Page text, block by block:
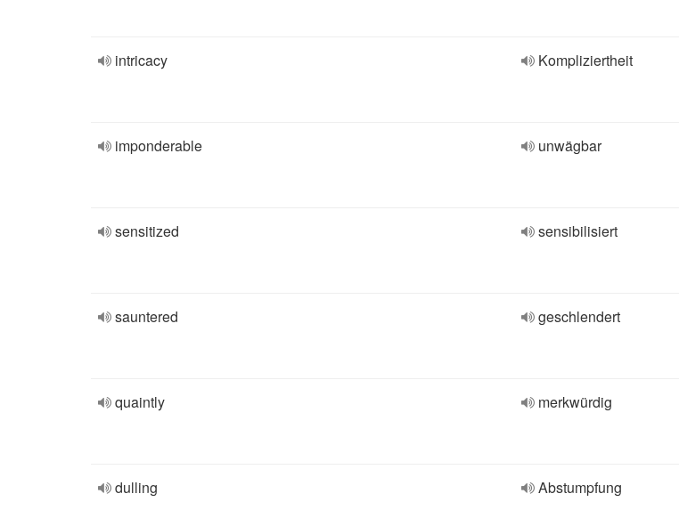
intricacy Kompliziertheit
imponderable unwägbar
sensitized sensibilisiert
sauntered geschlendert
quaintly merkwürdig
dulling Abstumpfung